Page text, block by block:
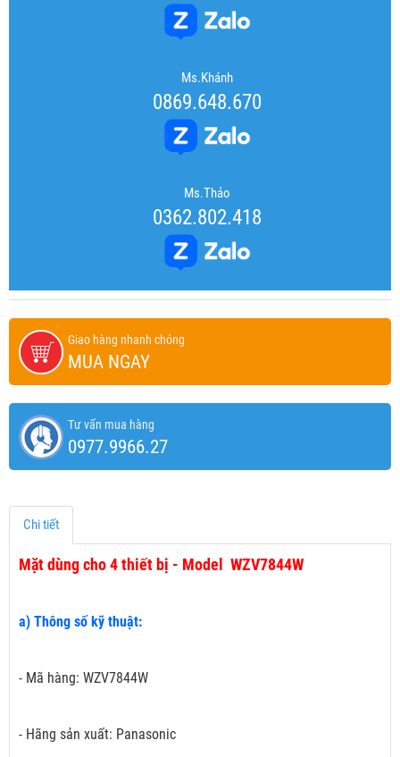
Ms.Khánh
0869.648.670
Ms.Thảo
0362.802.418
Giao hàng nhanh chóng
MUA NGAY
Tư vấn mua hàng
0977.9966.27
Chi tiết
Mặt dùng cho 4 thiết bị - Model WZV7844W
a) Thông số kỹ thuật:
- Mã hàng: WZV7844W
- Hãng sản xuất: Panasonic